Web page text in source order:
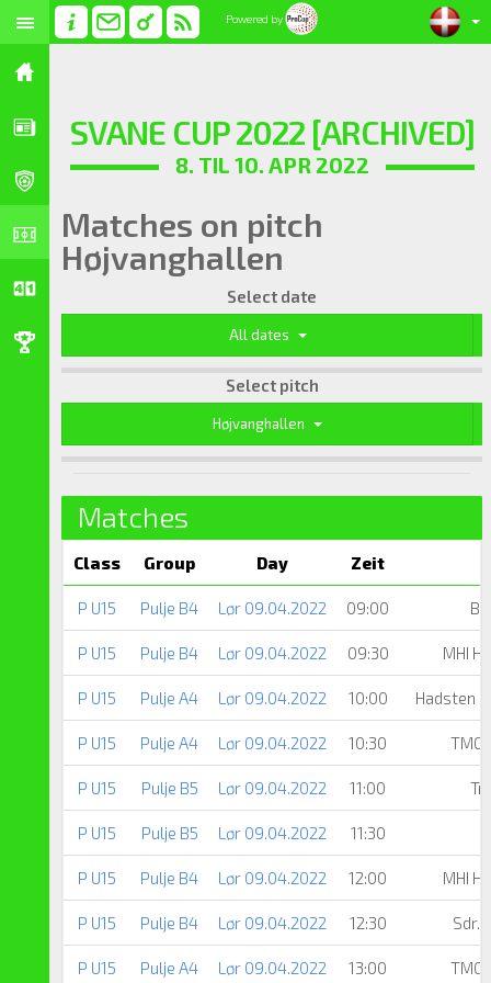
Powered by
SVANE CUP 2022 [ARCHIVED]
8. TIL 10. APR 2022
Matches on pitch
Højvanghallen
Select date
All dates
Select pitch
Højvanghallen
Matches
Class Group Day Zeit
P U15 Pulje B4 Lør 09.04.2022 09:00
P U15 Pulje B4 Lør 09.04.2022 09:30 MHI
P U15 Pulje A4 Lør 09.04.2022 10:00 Hadsten
P U15 Pulje A4 Lør 09.04.2022 10:30
P U15 Pulje B5 Lør 09.04.2022 11:00
P U15 Pulje B5 Lør 09.04.2022 11:30
P U15 Pulje B4 Lør 09.04.2022 12:00 MHI
P U15 Pulje B4 Lør 09.04.2022 12:30 Sdr.
P U15 Pulje A4 Lør 09.04.2022 13:00